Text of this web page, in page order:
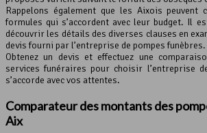
Rappelons également que les Aixois peuvent
formules qui s’accordent avec leur budget. Il
découvrir les détails des diverses clauses en
devis fourni par l’entreprise de pompes funèbres.
Obtenez un devis et effectuez une
services funéraires pour choisir l’entreprise
s’accorde avec vos attentes.
Comparateur des montants des
Aix